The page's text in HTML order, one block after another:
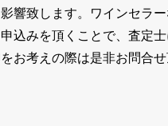
響致します。ワインセラ
みを頂くことで、査定
お考えの際は是非お問合